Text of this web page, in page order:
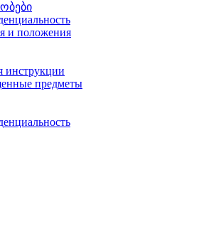
и положения
инструкции
предметы